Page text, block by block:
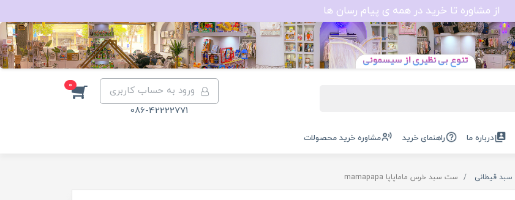
از مشاوره تا خرید در همه ی پیام رسان ها
ورود به حساب کاربری
086-42222771
0
درباره ما راهنمای خرید مشاوره خرید محصولات
سبد قیطانی ست سبد خرس ماماپاپا mamapapa